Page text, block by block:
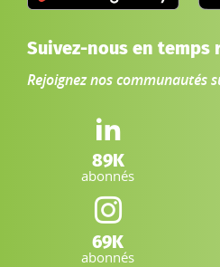
Suivez-nous en temps
Rejoignez nos communautés
LinkedIn IGN :
89K
abonnés
Instagram IGN :
69K
abonnés